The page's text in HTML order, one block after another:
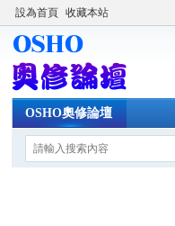
設為首頁 收藏本站
OSHO奧修論壇